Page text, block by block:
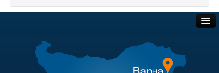
ННП Млади учени и постдокторанти – 2, втори етап
ННП Млади учени и постдокторанти – 2, втори етап -
Национална програма "Млади учени и
Научна програма „Млади учени и постдокторанти“ 2020
Търгове и наеми